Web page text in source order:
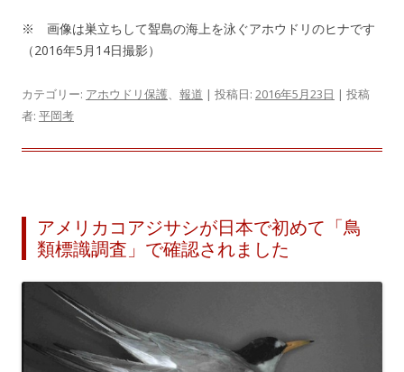
※ 画像は巣立ちして聟島の海上を泳ぐアホウドリのヒナです
（2016年5月14日撮影）
カテゴリー: アホウドリ保護、 報道 | 投稿日: 2016年5月23日 | 投稿
者: 平岡考
アメリカコアジサシが日本で初めて「鳥
類標識調査」で確認されました